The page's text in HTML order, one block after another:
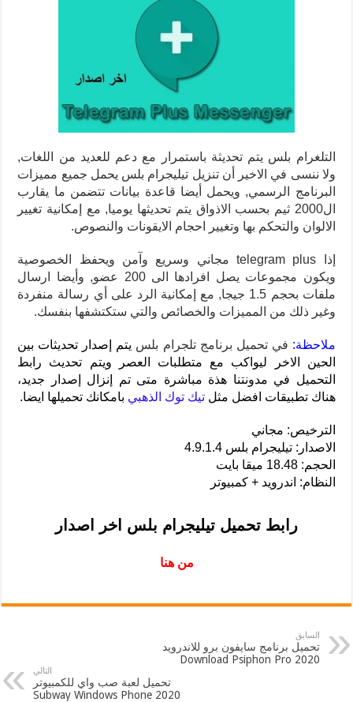
التلغرام بلس يتم تحديثة باستمرار مع دعم للعديد من اللغات,
ولا ننسى في الاخير أن تنزيل تيليجرام بلس يحمل جميع مميزات
البرنامج الرسمي, ويحمل أيضا قاعدة بيانات تتضمن ما يقارب
ال2000 ثيم بحسب الاذواق يتم تحديثها يوميا, مع إمكانية تغيير
الالوان والتحكم بها وتغيير احجام الايقونات والنصوص.
إذا telegram plus مجاني وسريع وآمن ويحفظ الخصوصية
ويكون مجموعات يصل افرادها الى 200 عضو, وأيضا ارسال
ملفات بحجم 1.5 جيجا, مع إمكانية الرد على أي رسالة منفردة
وغير ذلك من المميزات والخصائص والتي ستكتشفها بنفسك.
ملاحظة: في تحميل برنامج تلجرام بلس يتم إصدار تحديثات بين
الحين الاخر ليواكب مع متطلبات العصر ويتم تحديث رابط
التحميل في مدونتنا هذة مباشرة متى تم إنزال إصدار جديد،
هناك تطبيقات افضل مثلتيك توك الذهبي بامكانك تحميلها ايضا.
الترخيص: مجاني
الاصدار: تيليجرام بلس 4.9.1.4
الحجم: 18.48 ميقا بايت
النظام: اندرويد + كمبيوتر
رابط تحميل تيليجرام بلس اخر اصدار
من هنا
السابق
تحميل برنامج سايفون برو للاندرويد
2020 Download Psiphon Pro
التالي
تحميل لعبة صب واي للكمبيوتر
2020 Subway Windows Phone